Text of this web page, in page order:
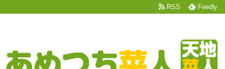
RSS Feedly